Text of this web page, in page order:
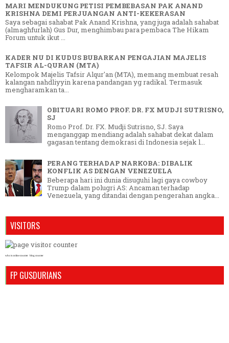
MARI MENDUKUNG PETISI PEMBEBASAN PAK ANAND
KRISHNA DEMI PERJUANGAN ANTI-KEKERASAN
Saya sebagai sahabat Pak Anand Krishna, yang juga adalah sahabat
(almaghfurlah) Gus Dur, menghimbau para pembaca The Hikam
Forum untuk ikut ...
KADER NU DI KUDUS BUBARKAN PENGAJIAN MAJELIS
TAFSIR AL-QURAN (MTA)
Kelompok Majelis Tafsir Alqur'an (MTA), memang membuat resah
kalangan nahdliyyin karena pandangan yg radikal. Termasuk
mengharamkan ta...
OBITUARI ROMO PROF. DR. FX MUDJI SUTRISNO,
SJ
Romo Prof. Dr. FX. Mudji Sutrisno, SJ. Saya
menganggap mendiang adalah sahabat dekat dalam
gagasan tentang demokrasi di Indonesia sejak l...
PERANG TERHADAP NARKOBA: DIBALIK
KONFLIK AS DENGAN VENEZUELA
Beberapa hari ini dunia disuguhi lagi gaya cowboy
Trump dalam polugri AS: Ancaman terhadap
Venezuela, yang ditandai dengan pengerahan angka...
VISITORS
who is online counter blog counter
FP GUSDURIANS